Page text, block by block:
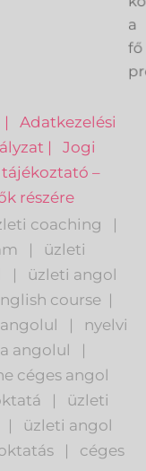
a
| Adatkezelési
| Jogi
–
részére
coaching
|
|
üzleti
|
üzleti angol
course |
|
nyelvi
angolul
|
céges angol
|
üzleti
|
üzleti angol
|
céges